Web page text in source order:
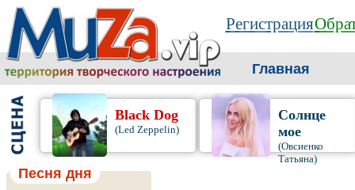
Регистрация
Главная
Black Dog
(Led Zeppelin)
Солнце
мое
(Овсиенко
Татьяна)
Песня дня